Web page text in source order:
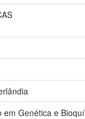
Genética e